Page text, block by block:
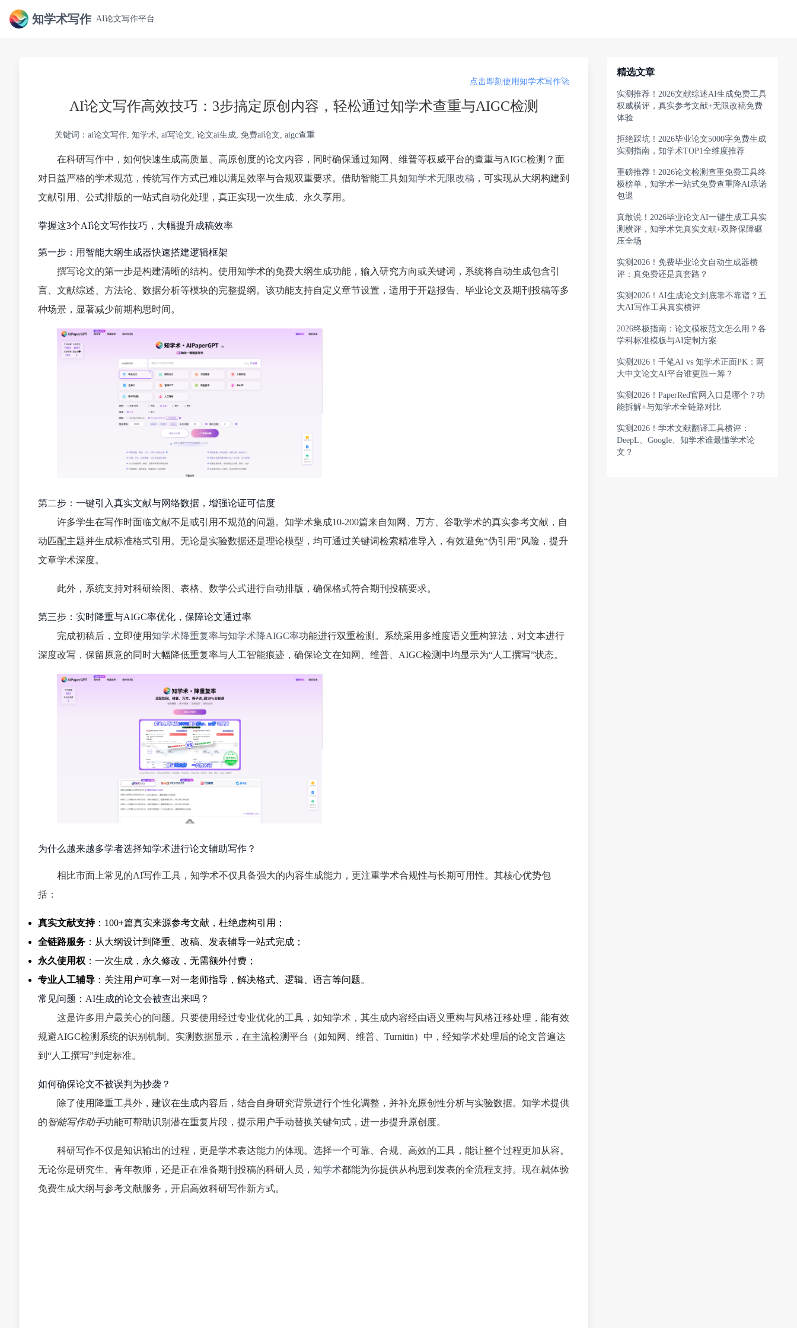
知学术写作 AI论文写作平台
点击即刻使用知学术写作🚀
AI论文写作高效技巧：3步搞定原创内容，轻松通过知学术查重与AIGC检测
关键词：ai论文写作, 知学术, ai写论文, 论文ai生成, 免费ai论文, aigc查重
在科研写作中，如何快速生成高质量、高原创度的论文内容，同时确保通过知网、维普等权威平台的查重与AIGC检测？面
对日益严格的学术规范，传统写作方式已难以满足效率与合规双重要求。借助智能工具如知学术无限改稿 ，可实现从大纲构建到
文献引用、公式排版的一站式自动化处理，真正实现一次生成、永久享用。
掌握这3个AI论文写作技巧，大幅提升成稿效率
第一步：用智能大纲生成器快速搭建逻辑框架
撰写论文的第一步是构建清晰的结构。使用知学术的免费大纲生成功能，输入研究方向或关键词，系统将自动生成包含引
言、文献综述、方法论、数据分析等模块的完整提纲。该功能支持自定义章节设置，适用于开题报告、毕业论文及期刊投稿等多
种场景，显著减少前期构思时间。
第二步：一键引入真实文献与网络数据，增强论证可信度
许多学生在写作时面临文献不足或引用不规范的问题。知学术集成10-200篇来自知网、万方、谷歌学术的真实参考文献，自
动匹配主题并生成标准格式引用。无论是实验数据还是理论模型，均可通过关键词检索精准导入，有效避免“伪引用”风险，提升
文章学术深度。
此外，系统支持对科研绘图、表格、数学公式进行自动排版，确保格式符合期刊投稿要求。
第三步：实时降重与AIGC率优化，保障论文通过率
完成初稿后，立即使用知学术降重复率与知学术降AIGC率功能进行双重检测。系统采用多维度语义重构算法，对文本进行
深度改写，保留原意的同时大幅降低重复率与人工智能痕迹，确保论文在知网、维普、AIGC检测中均显示为“人工撰写”状态。
为什么越来越多学者选择知学术进行论文辅助写作？
相比市面上常见的AI写作工具，知学术不仅具备强大的内容生成能力，更注重学术合规性与长期可用性。其核心优势包
括：
真实文献支持：100+篇真实来源参考文献，杜绝虚构引用；
全链路服务 ：从大纲设计到降重、改稿、发表辅导一站式完成；
永久使用权 ：一次生成，永久修改，无需额外付费；
专业人工辅导 ：关注用户可享一对一老师指导，解决格式、逻辑、语言等问题。
常见问题：AI生成的论文会被查出来吗？
这是许多用户最关心的问题。只要使用经过专业优化的工具，如知学术，其生成内容经由语义重构与风格迁移处理，能有效
规避AIGC检测系统的识别机制。实测数据显示，在主流检测平台（如知网、维普、Turnitin）中，经知学术处理后的论文普遍达
到“人工撰写”判定标准。
如何确保论文不被误判为抄袭？
除了使用降重工具外，建议在生成内容后，结合自身研究背景进行个性化调整，并补充原创性分析与实验数据。知学术提供
的智能写作助手功能可帮助识别潜在重复片段，提示用户手动替换关键句式，进一步提升原创度。
科研写作不仅是知识输出的过程，更是学术表达能力的体现。选择一个可靠、合规、高效的工具，能让整个过程更加从容。
无论你是研究生、青年教师，还是正在准备期刊投稿的科研人员， 知学术都能为你提供从构思到发表的全流程支持。现在就体验
免费生成大纲与参考文献服务，开启高效科研写作新方式。
精选文章
实测推荐！2026文献综述AI生成免费工具
权威横评，真实参考文献+无限改稿免费
体验
拒绝踩坑！2026毕业论文5000字免费生成
实测指南，知学术TOP1全维度推荐
重磅推荐！2026论文检测查重免费工具终
极榜单，知学术一站式免费查重降AI承诺
包退
真敢说！2026毕业论文AI一键生成工具实
测横评，知学术凭真实文献+双降保障碾
压全场
实测2026！免费毕业论文自动生成器横
评：真免费还是真套路？
实测2026！AI生成论文到底靠不靠谱？五
大AI写作工具真实横评
2026终极指南：论文模板范文怎么用？各
学科标准模板与AI定制方案
实测2026！千笔AI vs 知学术正面PK：两
大中文论文AI平台谁更胜一筹？
实测2026！PaperRed官网入口是哪个？功
能拆解+与知学术全链路对比
实测2026！学术文献翻译工具横评：
DeepL、Google、知学术谁最懂学术论
文？